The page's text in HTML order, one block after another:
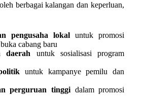
berbagai kalangan dan keperluan,
pengusaha lokal untuk promosi
cabang baru
daerah untuk sosialisasi program
untuk kampanye pemilu dan
perguruan tinggidalam promosi